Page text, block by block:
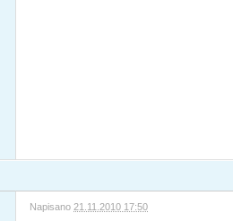
Napisano 21.11.2010 17:50